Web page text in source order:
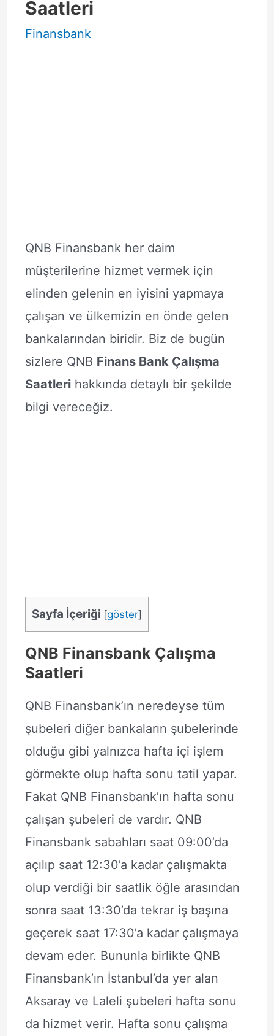
Saatleri
Finansbank
QNB Finansbank her daim
müşterilerine hizmet vermek için
elinden gelenin en iyisini yapmaya
çalışan ve ülkemizin en önde gelen
bankalarından biridir. Biz de bugün
sizlere QNB Finans Bank Çalışma
Saatlerihakkında detaylı bir şekilde
bilgi vereceğiz.
Sayfa İçeriği [göster]
QNB Finansbank Çalışma
Saatleri
QNB Finansbank’ın neredeyse tüm
şubeleri diğer bankaların şubelerinde
olduğu gibi yalnızca hafta içi işlem
görmekte olup hafta sonu tatil yapar.
Fakat QNB Finansbank’ın hafta sonu
çalışan şubeleri de vardır. QNB
Finansbank sabahları saat 09:00’da
açılıp saat 12:30’a kadar çalışmakta
olup verdiği bir saatlik öğle arasından
sonra saat 13:30’da tekrar iş başına
geçerek saat 17:30’a kadar çalışmaya
devam eder. Bununla birlikte QNB
Finansbank’ın İstanbul’da yer alan
Aksaray ve Laleli şubeleri hafta sonu
da hizmet verir. Hafta sonu çalışma